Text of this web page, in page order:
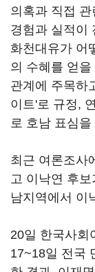
의혹과 직접
경험과 실적이
화천대유가 어
의 수혜를 얻
관계에 주목하
이트'로 규정,
로 호남 표심
최근 여론조사
고 이낙연 후
남지역에서 이
20일 한국사회
17~18일 전국